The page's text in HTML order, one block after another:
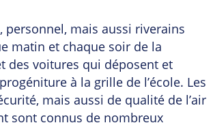
personnel, mais aussi riverains
matin et chaque soir de la
des voitures qui déposent et
à la grille de l’école. Les
mais aussi de qualité de l’air
sont connus de nombreux